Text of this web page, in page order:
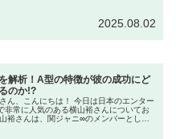
2025.08.02
解析！A型の特徴が彼の成功にど
のか!?
ん、こんにちは！ 今日は日本のエンター
非常に人気のある横山裕さんについてお
裕さんは、関ジャニ∞のメンバーとして